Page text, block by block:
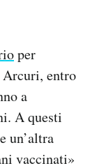
per
Arcuri, entro
a
A questi
un’altra
vaccinati»